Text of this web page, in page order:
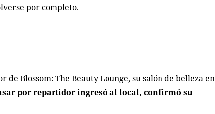
por completo.
Blossom: The Beauty Lounge, su salón de belleza en
por repartidor ingresó al local, confirmó su